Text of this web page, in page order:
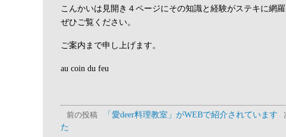
こんかいは見開き４ページにその知識と経験がステキに網羅
ぜひご覧ください。
ご案内まで申し上げます。
au coin du feu
前の投稿 「愛deer料理教室」がWEBで紹介されています
た